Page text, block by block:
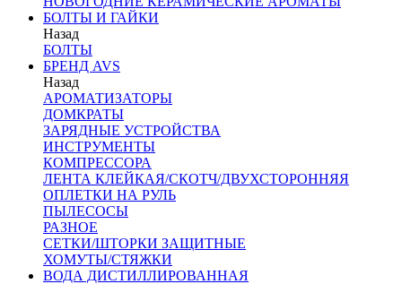
БОЛТЫ И ГАЙКИ
Назад
БОЛТЫ
БРЕНД AVS
Назад
АРОМАТИЗАТОРЫ
ДОМКРАТЫ
ЗАРЯДНЫЕ УСТРОЙСТВА
ИНСТРУМЕНТЫ
КОМПРЕССОРА
ЛЕНТА КЛЕЙКАЯ/СКОТЧ/ДВУХСТОРОННЯЯ
ОПЛЕТКИ НА РУЛЬ
ПЫЛЕСОСЫ
РАЗНОЕ
СЕТКИ/ШТОРКИ ЗАЩИТНЫЕ
ХОМУТЫ/СТЯЖКИ
ВОДА ДИСТИЛЛИРОВАННАЯ